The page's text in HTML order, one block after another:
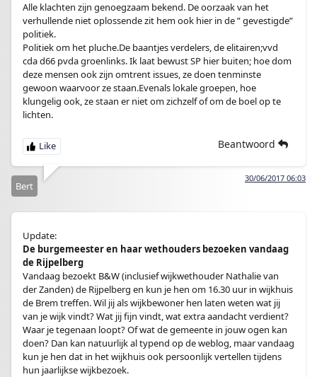
Alle klachten zijn genoegzaam bekend. De oorzaak van het
verhullende niet oplossende zit hem ook hier in de ” gevestigde”
politiek.
Politiek om het pluche.De baantjes verdelers, de elitairen;vvd
cda d66 pvda groenlinks. Ik laat bewust SP hier buiten; hoe dom
deze mensen ook zijn omtrent issues, ze doen tenminste
gewoon waarvoor ze staan.Evenals lokale groepen, hoe
klungelig ook, ze staan er niet om zichzelf of om de boel op te
lichten.
Beantwoord
30/06/2017 06:03
Bert
Update:
De burgemeester en haar wethouders bezoeken vandaag
de Rijpelberg
Vandaag bezoekt B&W (inclusief wijkwethouder Nathalie van
der Zanden) de Rijpelberg en kun je hen om 16.30 uur in wijkhuis
de Brem treffen. Wil jij als wijkbewoner hen laten weten wat jij
van je wijk vindt? Wat jij fijn vindt, wat extra aandacht verdient?
Waar je tegenaan loopt? Of wat de gemeente in jouw ogen kan
doen? Dan kan natuurlijk al typend op de weblog, maar vandaag
kun je hen dat in het wijkhuis ook persoonlijk vertellen tijdens
hun jaarlijkse wijkbezoek.